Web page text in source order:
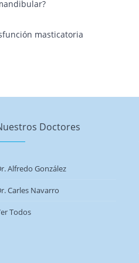
masticatoria
Doctores
Alfredo González
Carles Navarro
Todos